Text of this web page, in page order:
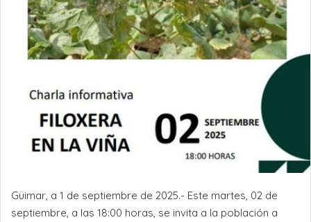
Güimar, a 1 de septiembre de 2025.- Este martes, 02 de
septiembre, a las 18:00 horas, se invita a la población a